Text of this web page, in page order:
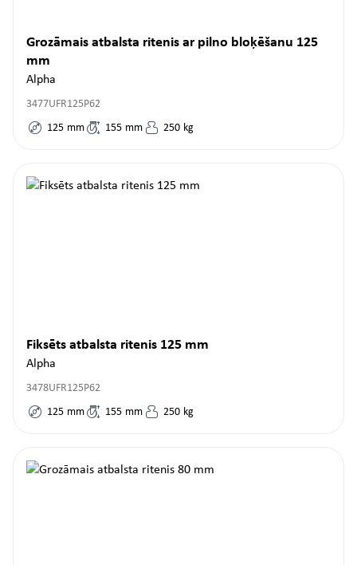
Grozāmais atbalsta ritenis ar pilno bloķēšanu 125
mm
Alpha
3477UFR125P62
125 mm 155 mm 250 kg
Fiksēts atbalsta ritenis 125 mm
Alpha
3478UFR125P62
125 mm 155 mm 250 kg